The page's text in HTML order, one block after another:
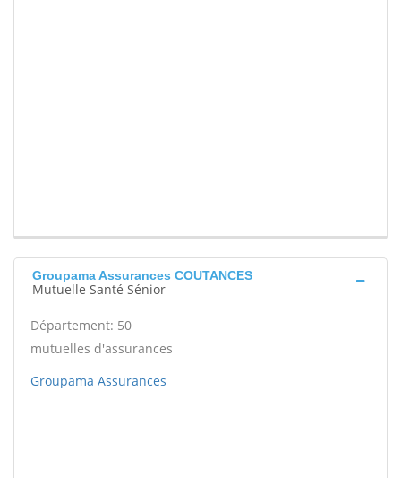
Groupama Assurances COUTANCES
Mutuelle Santé Sénior
Département: 50
mutuelles d'assurances
Groupama Assurances